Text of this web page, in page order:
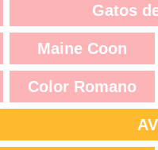
Gatos
Maine Coon
Color Romano